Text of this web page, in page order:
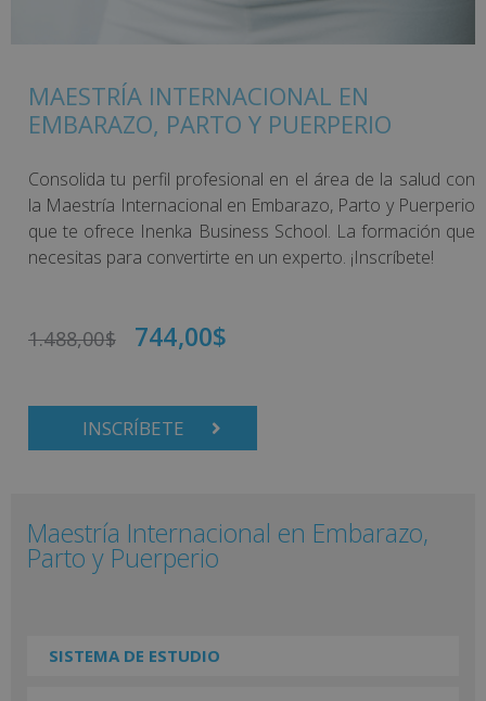
MAESTRÍA INTERNACIONAL EN
EMBARAZO, PARTO Y PUERPERIO
Consolida tu perfil profesional en el área de la salud con
la Maestría Internacional en Embarazo, Parto y Puerperio
que te ofrece Inenka Business School. La formación que
necesitas para convertirte en un experto. ¡Inscríbete!
1.488,00$ 744,00$
INSCRÍBETE
Maestría Internacional en Embarazo,
Parto y Puerperio
SISTEMA DE ESTUDIO